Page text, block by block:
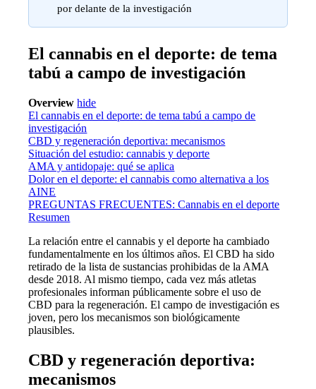
por delante de la investigación
El cannabis en el deporte: de tema
tabú a campo de investigación
Overview hide
El cannabis en el deporte: de tema tabú a campo de
investigación
CBD y regeneración deportiva: mecanismos
Situación del estudio: cannabis y deporte
AMA y antidopaje: qué se aplica
Dolor en el deporte: el cannabis como alternativa a los
AINE
PREGUNTAS FRECUENTES: Cannabis en el deporte
Resumen
La relación entre el cannabis y el deporte ha cambiado
fundamentalmente en los últimos años. El CBD ha sido
retirado de la lista de sustancias prohibidas de la AMA
desde 2018. Al mismo tiempo, cada vez más atletas
profesionales informan públicamente sobre el uso de
CBD para la regeneración. El campo de investigación es
joven, pero los mecanismos son biológicamente
plausibles.
CBD y regeneración deportiva:
mecanismos